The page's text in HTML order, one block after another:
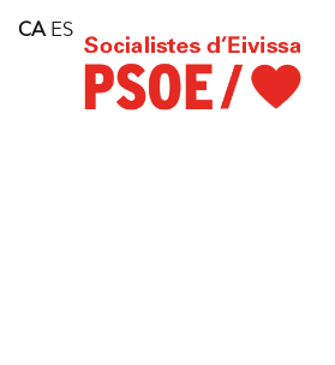
Consell Insular d'Eivissa
Services
CA ES